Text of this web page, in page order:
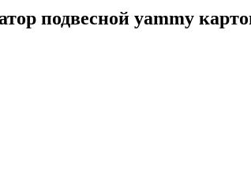
подвесной yammy